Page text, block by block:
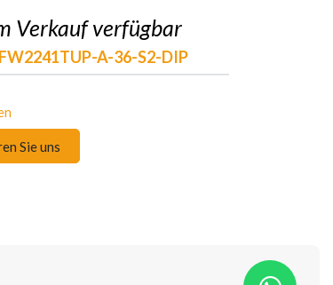
Verkauf verfügbar
A-36-S2-DIP
Sie uns